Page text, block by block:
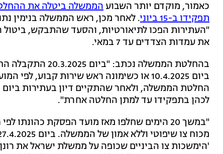
כאמור, מוקדם יותר השבוע הממשלה ביטלה את
תפקידו ב-15 ביוני
. לאחר מכן, ראש הממשלה בנימין
"העתירות הפכו לתיאורטיות, והסעד שהתבקש,
את עמדות הצדדים עד 7 במאי.
בהחלטת הממשלה
ביום 10.4.2025 או כשימונה ראש שירות
לכהן בתפקידו עד למתן החלטה אחרת".
"במשך 20 הימים שחלפו מאז מועד הפסקת
'הימשכות צו הביניים שכופה על ממשלת ישראל את